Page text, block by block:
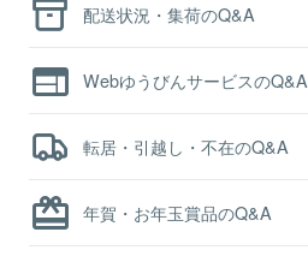
配送状況・集荷のQ&A
WebゆうびんサービスのQ&A
転居・引越し・不在のQ&A
年賀・お年玉賞品のQ&A